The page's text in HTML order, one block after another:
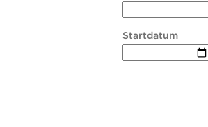
Startdatum